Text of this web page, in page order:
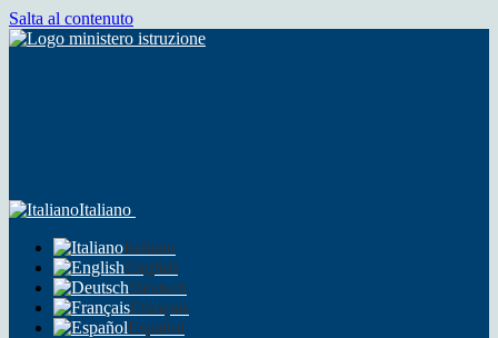
Salta al contenuto
Italiano
Italiano
English
Deutsch
Français
Español